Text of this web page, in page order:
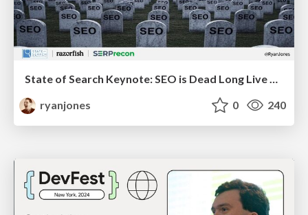
State of Search Keynote: SEO is Dead Long Live SEO
ryanjones
0 240